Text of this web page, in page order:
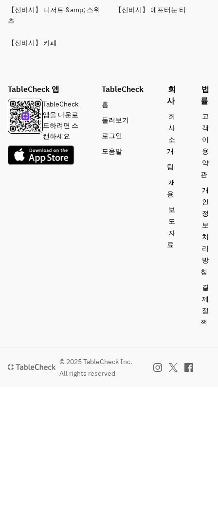
【신바시】 디저트 &amp; 스위
츠
【신바시】 애프터눈 티
【신바시】 카페
TableCheck 앱
TableCheck
앱을 다운로
드하려면 스
캔하세요
TableCheck
홈
둘러보기
로그인
도움말
회
사
회
사
소
개
팀
채
용
보
도
자
료
법
률
고
객
이
용
약
관
개
인
정
보
처
리
방
침
결
제
정
책
© 2025 TableCheck Inc.
All rights reserved